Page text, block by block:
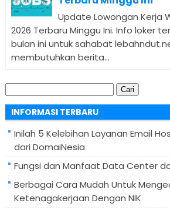
Update Lowongan Kerja
2026 Terbaru Minggu Ini. Info loker
bulan ini untuk sahabat
membutuhkan berita...
Cari
untuk:
INFORMASI TERBARU
Inilah 5 Kelebihan Layanan Email
dari DomaiNesia
Fungsi dan Manfaat Data Center
Berbagai Cara Mudah Untuk
Ketenagakerjaan Dengan NIK